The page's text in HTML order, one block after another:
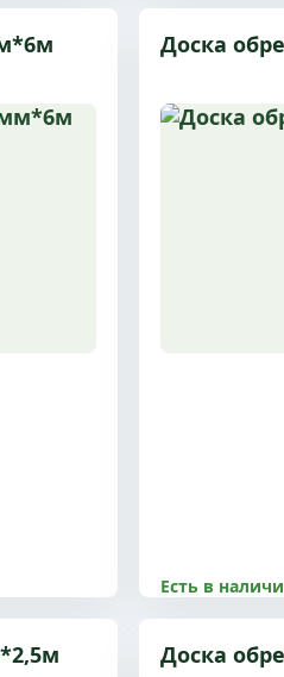
по
8500.00
Размер
по
Доска
Есть в
8500.00
Размер
Доска